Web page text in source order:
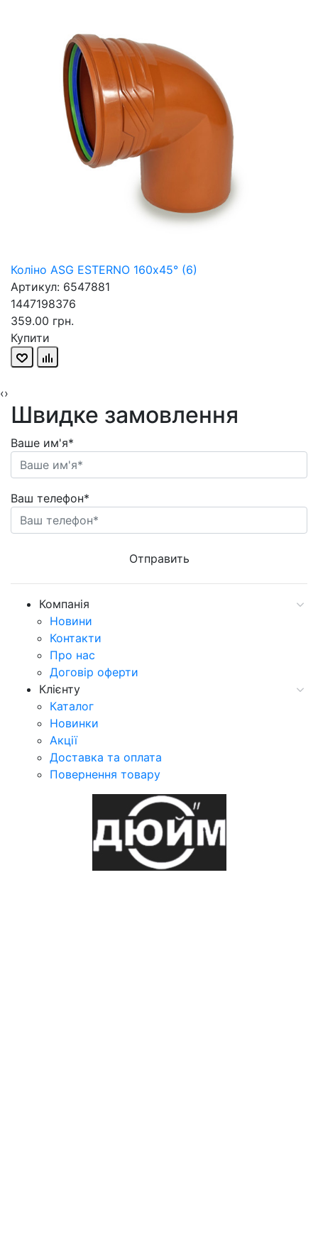
Коліно ASG ESTERNO 160х45° (6)
Артикул: 6547881
1447198376
359.00 грн.
Купити
‹›
Швидке замовлення
Ваше им'я*
Ваш телефон*
Компанія
Новини
Контакти
Про нас
Договір оферти
Клієнту
Каталог
Новинки
Акції
Доставка та оплата
Повернення товару